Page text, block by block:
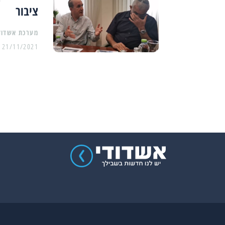
ציבור
מערכת
21/11/2021